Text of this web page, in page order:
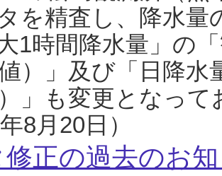
を精査し、降水
大1時間降水量」の
）」及び「日降
」も変更となっ
8月20日）
修正の過去のお